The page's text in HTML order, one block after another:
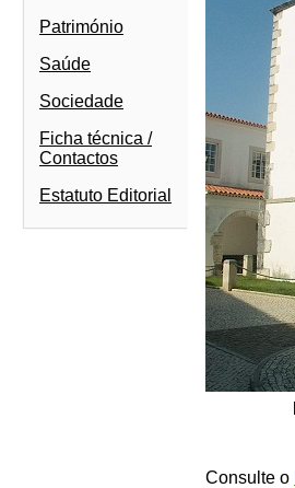
Património
Saúde
Sociedade
Ficha técnica /
Contactos
Estatuto Editorial
Consulte o